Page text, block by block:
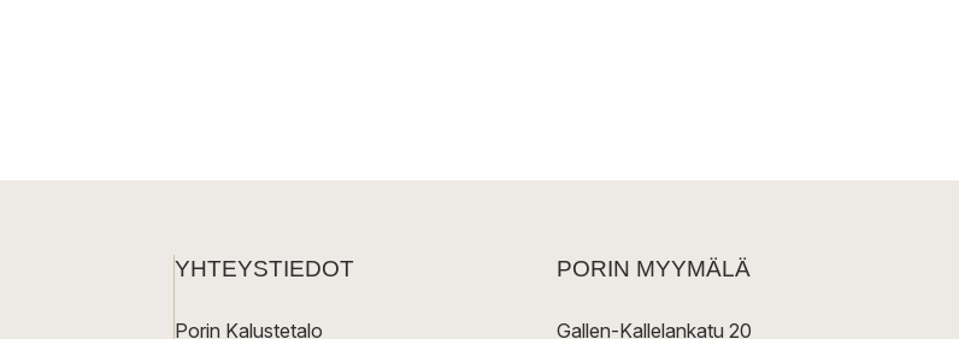
YHTEYSTIEDOT
Porin Kalustetalo
PORIN MYYMÄLÄ
Gallen-Kallelankatu 20